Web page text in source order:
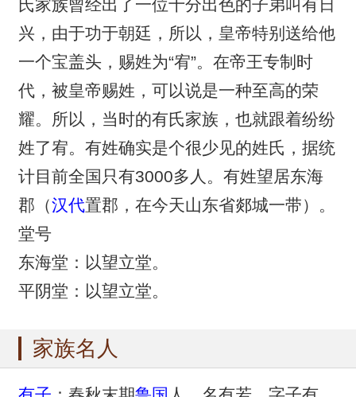
氏家族曾经出了一位十分出色的子弟叫有日
兴，由于功于朝廷，所以，皇帝特别送给他
一个宝盖头，赐姓为“宥”。在帝王专制时
代，被皇帝赐姓，可以说是一种至高的荣
耀。所以，当时的有氏家族，也就跟着纷纷
姓了宥。有姓确实是个很少见的姓氏，据统
计目前全国只有3000多人。有姓望居东海
郡（汉代置郡，在今天山东省郯城一带）。
堂号
东海堂：以望立堂。
平阴堂：以望立堂。
家族名人